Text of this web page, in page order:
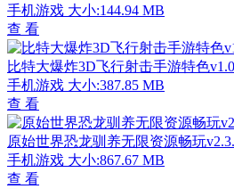
手机游戏 大小:144.94 MB
查 看
比特大爆炸3D飞行射击手游特色
手机游戏 大小:387.85 MB
查 看
原始世界恐龙驯养无限资源畅玩
手机游戏 大小:867.67 MB
查 看